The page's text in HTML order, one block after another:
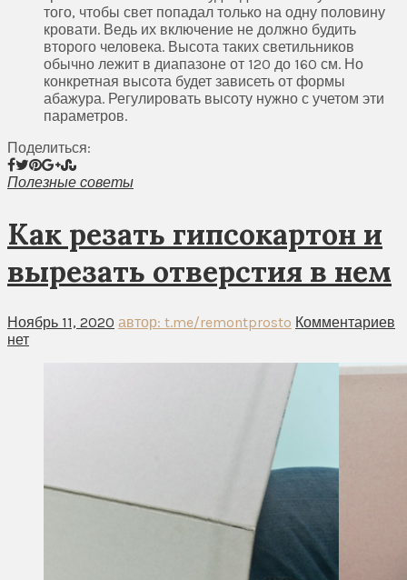
того, чтобы свет попадал только на одну половину
кровати. Ведь их включение не должно будить
второго человека. Высота таких светильников
обычно лежит в диапазоне от 120 до 160 см. Но
конкретная высота будет зависеть от формы
абажура. Регулировать высоту нужно с учетом эти
параметров.
Поделиться:
Полезные советы
Как резать гипсокартон и
вырезать отверстия в нем
Ноябрь 11, 2020 автор: t.me/remontprosto Комментариев
нет